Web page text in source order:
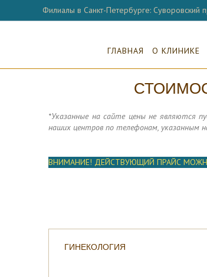
Филиалы в Санкт-Петербурге: Суворовский
ГЛАВНАЯ О КЛИНИКЕ
*Указанные на сайте цены не являются
наших центров по телефонам, указанным
ВНИМАНИЕ! ДЕЙСТВУЮЩИЙ ПРАЙС
ГИНЕКОЛОГИЯ